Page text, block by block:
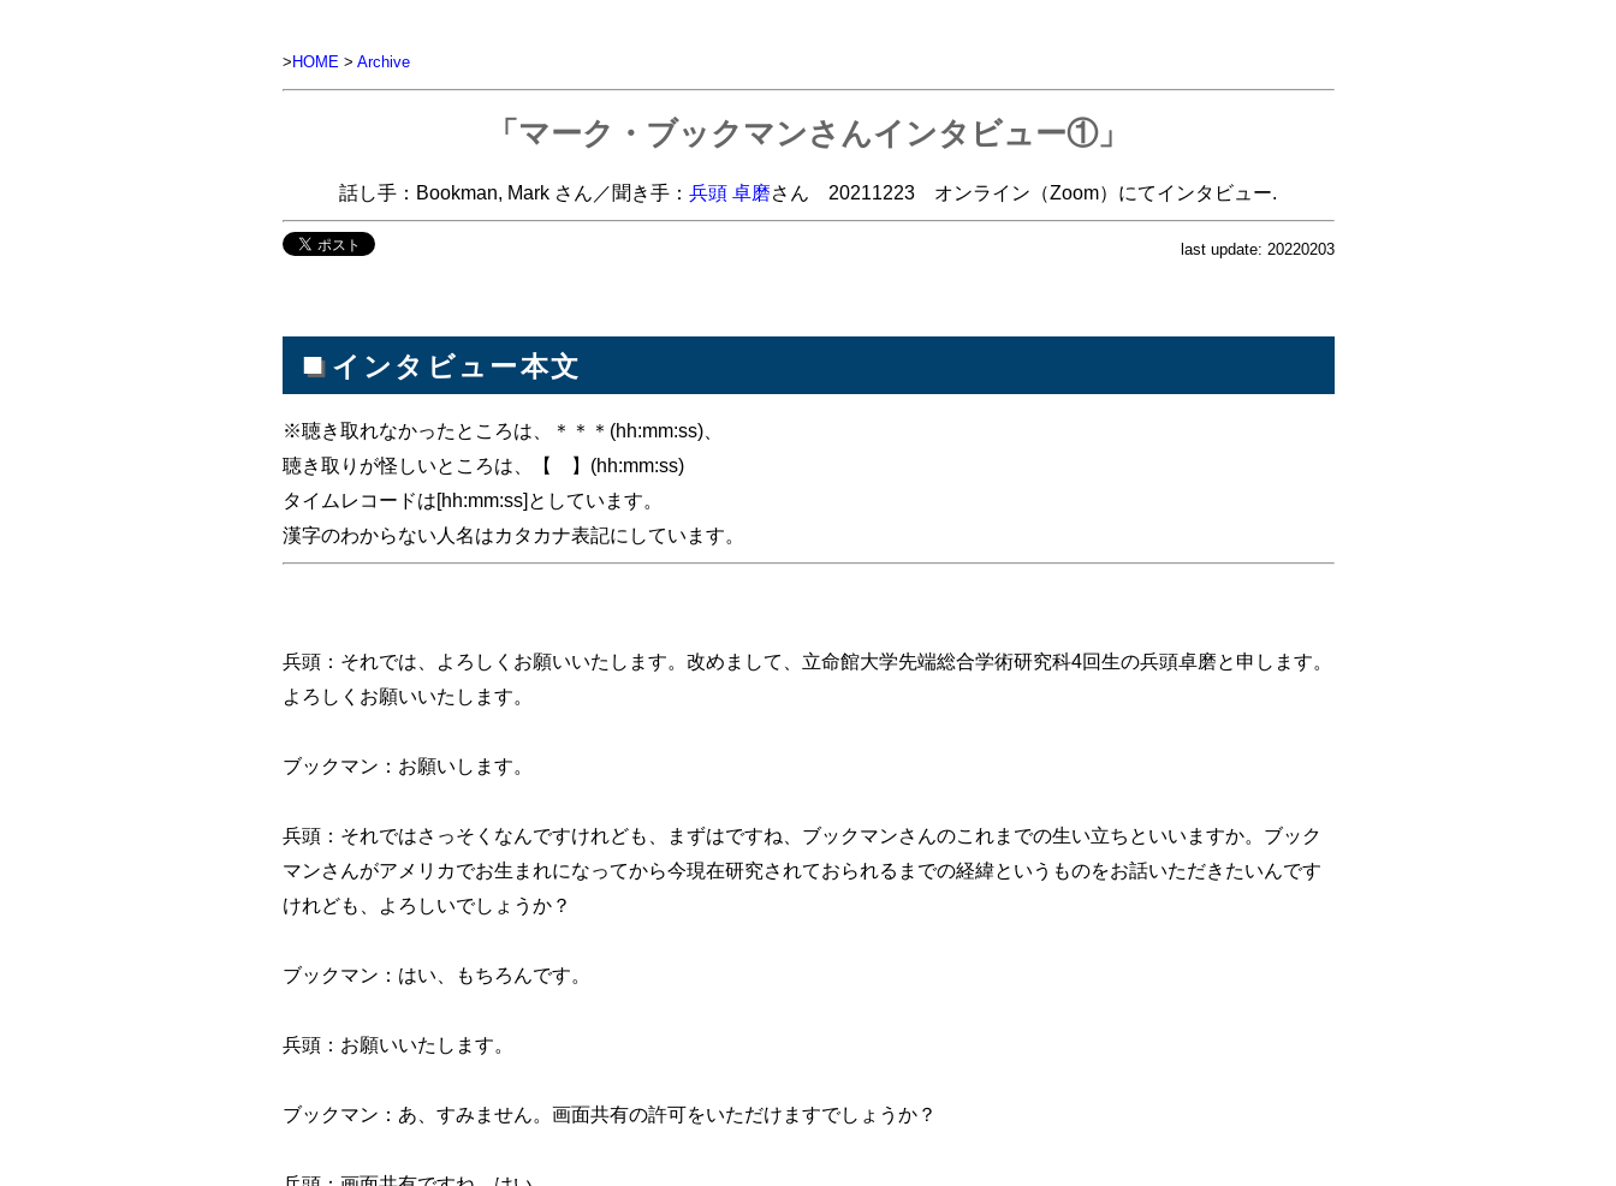
> HOME> Archive
「マーク・ブックマンさんインタビュー①」
話し手：Bookman, Mark さん／聞き手： 兵頭 卓磨さん 20211223 オンライン（Zoom）にてインタビュー.
last update: 20220203
■ インタビュー本文
※聴き取れなかったところは、＊＊＊(hh:mm:ss)、
聴き取りが怪しいところは、【 】(hh:mm:ss)
タイムレコードは[hh:mm:ss]としています。
漢字のわからない人名はカタカナ表記にしています。
兵頭：それでは、よろしくお願いいたします。改めまして、立命館大学先端総合学術研究科4回生の兵頭卓磨と申します。
よろしくお願いいたします。
ブックマン：お願いします。
兵頭：それではさっそくなんですけれども、まずはですね、ブックマンさんのこれまでの生い立ちといいますか。ブック
マンさんがアメリカでお生まれになってから今現在研究されておられるまでの経緯というものをお話いただきたいんです
けれども、よろしいでしょうか？
ブックマン：はい、もちろんです。
兵頭：お願いいたします。
ブックマン：あ、すみません。画面共有の許可をいただけますでしょうか？